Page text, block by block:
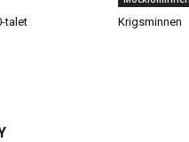
talet Krigsminnen